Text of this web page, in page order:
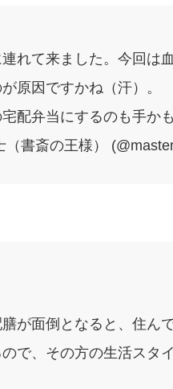
れて来ました。今回は
原因ですかね（汗）。
配弁当にするのも手か
書斎の王様）
が面倒となると、住ん
で、その方の生活スタ